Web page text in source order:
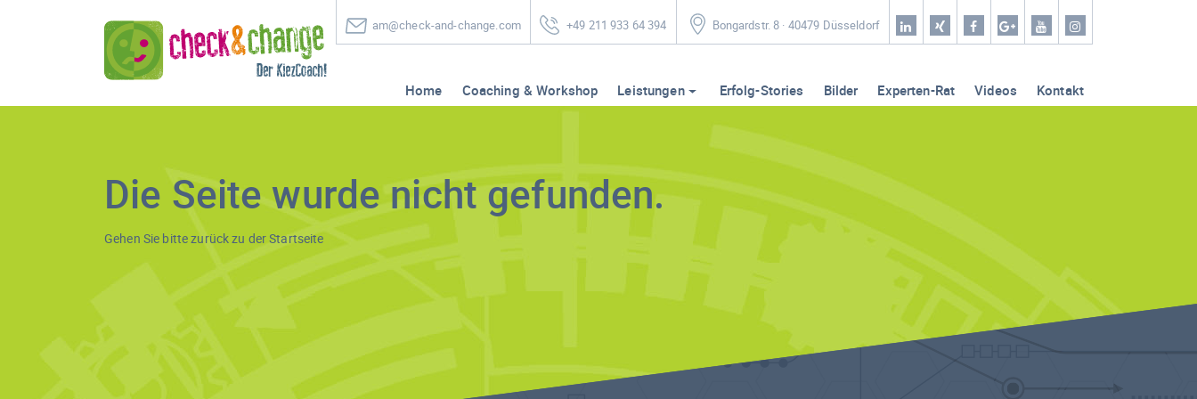
am@check-and-change.com +49 211 933 64 394 Bongardstr. 8 · 40479 Düsseldorf
Home Coaching & Workshop Leistungen Erfolg-Stories Bilder Experten-Rat Videos Kontakt
Die Seite wurde nicht gefunden.
Gehen Sie bitte zurück zu derStartseite
Home
Leistungen
Videos
Kontakt